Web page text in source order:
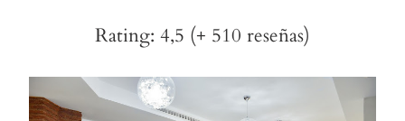
Rating: 4,5 (+ 510 reseñas)